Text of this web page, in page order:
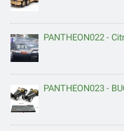
PANTHEON022 -
PANTHEON023 -